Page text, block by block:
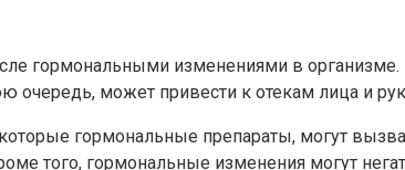
гормональными изменениями в
очередь, может привести к отекам лица и
гормональные препараты, могут
того, гормональные изменения могут